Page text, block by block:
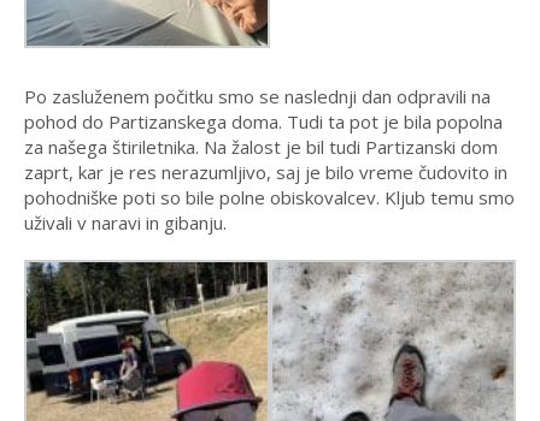
Po zasluženem počitku smo se naslednji dan odpravili na
pohod do Partizanskega doma. Tudi ta pot je bila popolna
za našega štiriletnika. Na žalost je bil tudi Partizanski dom
zaprt, kar je res nerazumljivo, saj je bilo vreme čudovito in
pohodniške poti so bile polne obiskovalcev. Kljub temu smo
uživali v naravi in gibanju.